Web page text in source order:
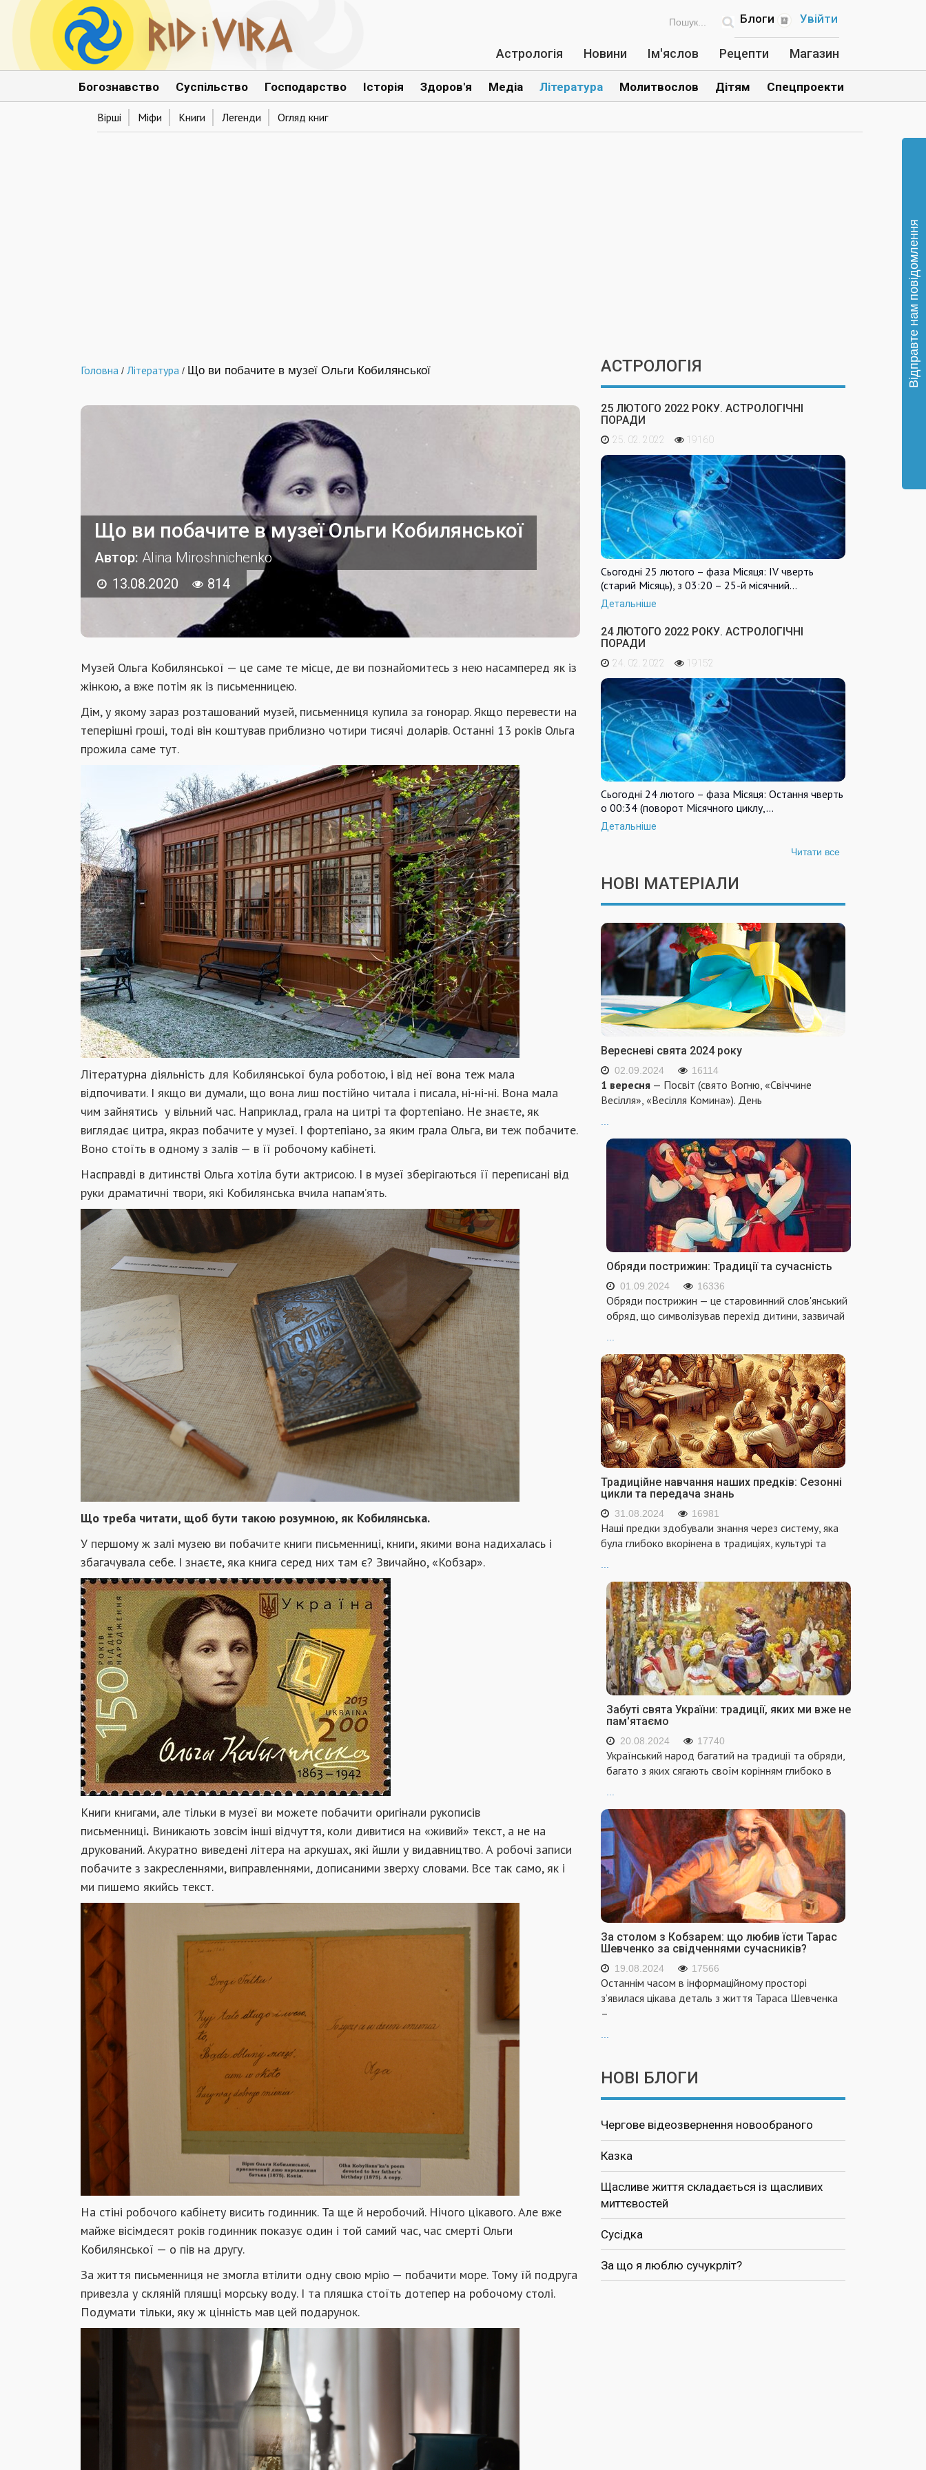
Увійти
Блоги
Астрологія Новини Ім'яслов Рецепти Магазин
Богознавство Суспільство Господарство Історія Здоров'я Медіа Література
Вірші Міфи Книги Легенди Огляд книг
Молитвослов Дітям Спецпроекти
Головна / Література / Що ви побачите в музеї Ольги Кобилянської
Що ви побачите в музеї Ольги Кобилянської
Автор: Alina Miroshnichenko
13.08.2020
814
Музей Ольга Кобилянської — це саме те місце, де ви познайомитесь з нею насамперед як із
жінкою, а вже потім як із письменницею.
Дім, у якому зараз розташований музей, письменниця купила за гонорар. Якщо перевести на
теперішні гроші, тоді він коштував приблизно чотири тисячі доларів. Останні 13 років Ольга
прожила саме тут.
Літературна діяльність для Кобилянської була роботою, і від неї вона теж мала
відпочивати. І якщо ви думали, що вона лиш постійно читала і писала, ні-ні-ні. Вона мала
чим зайнятись у вільний час. Наприклад, грала на цитрі та фортепіано. Не знаєте, як
виглядає цитра, якраз побачите у музеї. І фортепіано, за яким грала Ольга, ви теж побачите.
Воно стоїть в одному з залів — в її робочому кабінеті.
Насправді в дитинстві Ольга хотіла бути актрисою. І в музеї зберігаються її переписані від
руки драматичні твори, які Кобилянська вчила напам’ять.
Що треба читати, щоб бути такою розумною, як Кобилянська.
У першому ж залі музею ви побачите книги письменниці, книги, якими вона надихалась і
збагачувала себе. І знаєте, яка книга серед них там є? Звичайно, «Кобзар».
Книги книгами, але тільки в музеї ви можете побачити оригінали рукописів
письменниці. Виникають зовсім інші відчуття, коли дивитися на «живий» текст, а не на
друкований. Акуратно виведені літера на аркушах, які йшли у видавництво. А робочі записи
побачите з закресленнями, виправленнями, дописаними зверху словами. Все так само, як і
ми пишемо якийсь текст.
На стіні робочого кабінету висить годинник. Та ще й неробочий. Нічого цікавого. Але вже
майже вісімдесят років годинник показує один і той самий час, час смерті Ольги
Кобилянської — о пів на другу.
За життя письменниця не змогла втілити одну свою мрію — побачити море. Тому їй подруга
привезла у скляній пляшці морську воду. І та пляшка стоїть дотепер на робочому столі.
Подумати тільки, яку ж цінність мав цей подарунок.
АСТРОЛОГІЯ
25 ЛЮТОГО 2022 РОКУ. АСТРОЛОГІЧНІ
ПОРАДИ
25. 02. 2022 19160
Сьогодні 25 лютого – фаза Місяця: IV чверть
(старий Місяць), з 03:20 – 25-й місячний…
Детальніше
24 ЛЮТОГО 2022 РОКУ. АСТРОЛОГІЧНІ
ПОРАДИ
24. 02. 2022 19152
Сьогодні 24 лютого – фаза Місяця: Остання чверть
о 00:34 (поворот Місячного циклу,…
Детальніше
Читати все
НОВІ МАТЕРІАЛИ
Вересневі свята 2024 року
02.09.2024 16114
1 вересня — Посвіт (свято Вогню, «Свіччине
Весілля», «Весілля Комина»). День
...
Обряди пострижин: Традиції та сучасність
01.09.2024 16336
Обряди пострижин — це старовинний слов'янський
обряд, що символізував перехід дитини, зазвичай
...
Традиційне навчання наших предків: Сезонні
цикли та передача знань
31.08.2024 16981
Наші предки здобували знання через систему, яка
була глибоко вкорінена в традиціях, культурі та
...
Забуті свята України: традиції, яких ми вже не
пам'ятаємо
20.08.2024 17740
Український народ багатий на традиції та обряди,
багато з яких сягають своїм корінням глибоко в
...
За столом з Кобзарем: що любив їсти Тарас
Шевченко за свідченнями сучасників?
19.08.2024 17566
Останнім часом в інформаційному просторі
з’явилася цікава деталь з життя Тараса Шевченка
–
...
НОВІ БЛОГИ
Чергове відеозвернення новообраного
Казка
Щасливе життя складається із щасливих
миттєвостей
Сусідка
За що я люблю сучукрліт?
Відправте нам повідомлення